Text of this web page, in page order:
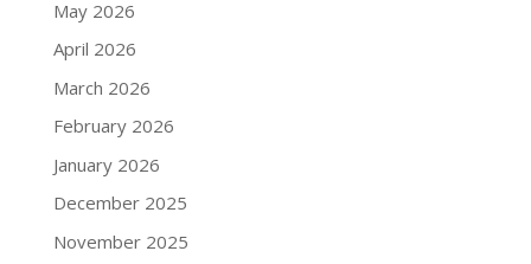
May 2026
April 2026
March 2026
February 2026
January 2026
December 2025
November 2025